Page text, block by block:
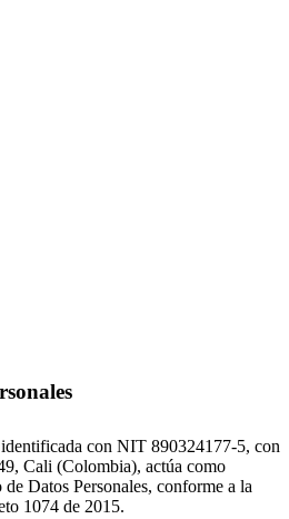
con NIT 890324177-5, con
Cali (Colombia), actúa como
Datos Personales, conforme a la
1074 de 2015.